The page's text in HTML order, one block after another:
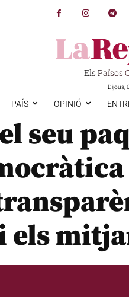
Els Països
Dijous,
PAÍS OPINIÓ
seu
els